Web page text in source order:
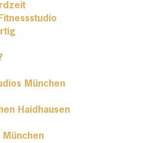
München
Haidhausen
München